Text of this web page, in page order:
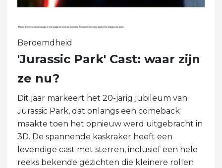
Beroemdheid
'Jurassic Park' Cast: waar zijn
ze nu?
Dit jaar markeert het 20-jarig jubileum van
Jurassic Park, dat onlangs een comeback
maakte toen het opnieuw werd uitgebracht in
3D. De spannende kaskraker heeft een
levendige cast met sterren, inclusief een hele
reeks bekende gezichten die kleinere rollen